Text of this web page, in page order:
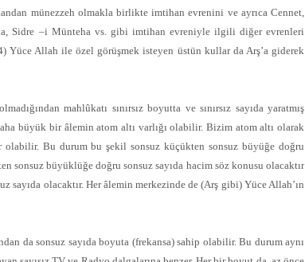
münezzeh olmakla birlikte imtihan evrenini ve ayrıca Cennet,
Sidre –i Münteha vs. gibi imtihan evreniyle ilgili diğer evrenleri
Yüce Allah ile özel görüşmek isteyen üstün kullar da Arş’a giderek
mahlûkatı sınırsız boyutta ve sınırsız sayıda yaratmış
büyük bir âlemin atom altı varlığı olabilir. Bizim atom altı olarak
olabilir. Bu durum bu şekil sonsuz küçükten sonsuz büyüğe doğru
sonsuz büyüklüğe doğru sonsuz sayıda hacim söz konusu olacaktır
sayıda olacaktır. Her âlemin merkezinde de (Arş gibi) Yüce Allah’ın
da sonsuz sayıda boyuta (frekansa) sahip olabilir. Bu durum aynı